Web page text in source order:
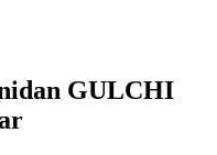
GULCHI